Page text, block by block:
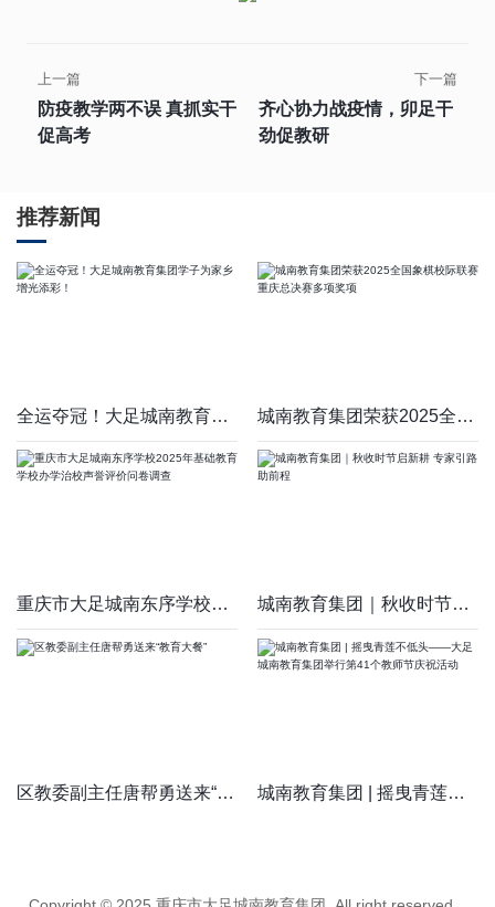
上一篇
防疫教学两不误 真抓实干
促高考
下一篇
齐心协力战疫情，卯足干
劲促教研
推荐新闻
全运夺冠！大足城南教育集团学子为家乡增光添彩！ 城南教育集团荣获2025全国象棋校际联赛重庆总决赛多项奖项
重庆市大足城南东序学校2025年基础教育学校办学治校声誉评价问卷 城南教育集团｜秋收时节启新耕 专家引路助前程
区教委副主任唐帮勇送来“教育大餐” 城南教育集团 | 摇曳青莲不低头——大足城南教育集团举行第41个